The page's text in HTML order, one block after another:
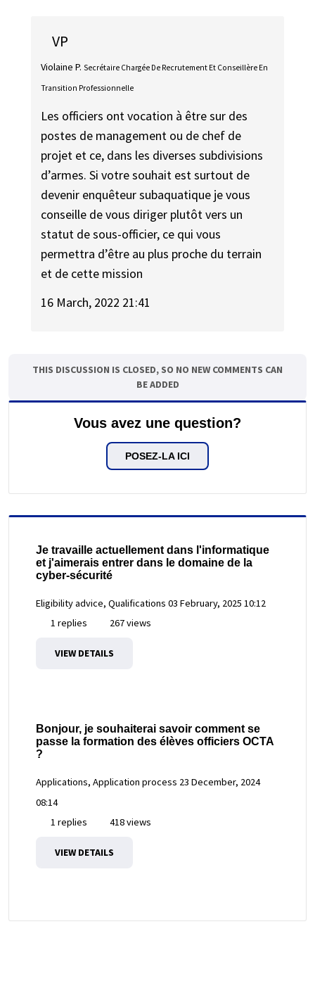
VP
Violaine P. Secrétaire Chargée De Recrutement Et Conseillère En
Transition Professionnelle
Les officiers ont vocation à être sur des
postes de management ou de chef de
projet et ce, dans les diverses subdivisions
d’armes. Si votre souhait est surtout de
devenir enquêteur subaquatique je vous
conseille de vous diriger plutôt vers un
statut de sous-officier, ce qui vous
permettra d’être au plus proche du terrain
et de cette mission
16 March, 2022 21:41
THIS DISCUSSION IS CLOSED, SO NO NEW COMMENTS CAN
BE ADDED
Vous avez une question?
POSEZ-LA ICI
Je travaille actuellement dans l'informatique
et j'aimerais entrer dans le domaine de la
cyber-sécurité
Eligibility advice, Qualifications 03 February, 2025 10:12
1 replies
267 views
VIEW DETAILS
Bonjour, je souhaiterai savoir comment se
passe la formation des élèves officiers OCTA
?
Applications, Application process 23 December, 2024
08:14
1 replies
418 views
VIEW DETAILS